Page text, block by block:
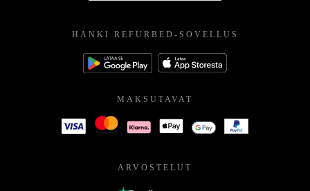
HANKI REFURBED-SOVELLUS
MAKSUTAVAT
ARVOSTELUT